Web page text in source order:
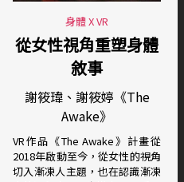
身體 X VR
從女性視角重塑身體
敘事
謝筱瑋、謝筱婷《The
Awake》
VR作品《The Awake》計畫從
2018年啟動至今，從女性的視角
切入漸凍人主題，也在認識漸凍